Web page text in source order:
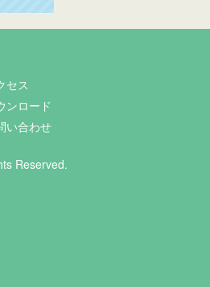
セス
ンロード
い合わせ
Reserved.